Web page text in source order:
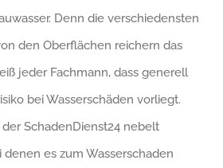
Denn die verschiedensten
den Oberflächen reichern das
jeder Fachmann, dass generell
bei Wasserschäden vorliegt.
SchadenDienst24 nebelt
es zum Wasserschaden